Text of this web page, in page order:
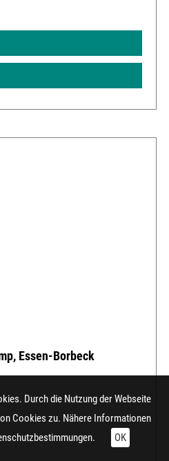
Essen-Borbeck
Durch die Nutzung der Webseite
Cookies zu. Nähere Informationen
OK